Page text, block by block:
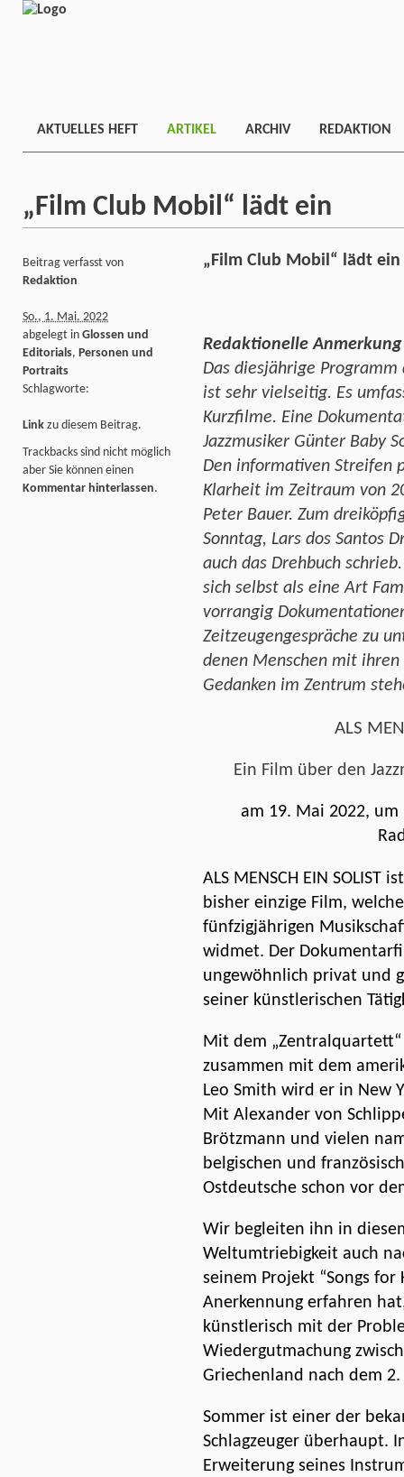
AKTUELLES HEFT ARTIKEL ARCHIV REDAKTION
„Film Club Mobil“ lädt ein
„Film Club Mobil“ lädt ein
Redaktionelle Anmerkung
Das diesjährige Programm
ist sehr vielseitig. Es
Kurzfilme. Eine
Jazzmusiker Günter Baby
Den informativen Streifen
Klarheit im Zeitraum von
Peter Bauer. Zum
Sonntag, Lars dos Santos
auch das Drehbuch
sich selbst als eine Art
vorrangig
Zeitzeugengespräche zu
denen Menschen mit
Gedanken im Zentrum
ALS
Ein Film über den
am 19. Mai 2022,
ALS MENSCH EIN SOLIST
bisher einzige Film,
fünfzigjährigen
widmet. Der
ungewöhnlich privat und
seiner künstlerischen
Mit dem
zusammen mit dem
Leo Smith wird er in New
Mit Alexander von
Brötzmann und vielen
belgischen und
Ostdeutsche schon vor
Wir begleiten ihn in
Weltumtriebigkeit auch
seinem Projekt “Songs
Anerkennung erfahren
künstlerisch mit der
Wiedergutmachung
Griechenland nach dem
Sommer ist einer der
Schlagzeuger überhaupt.
Erweiterung seines
Beitrag verfasst von
Redaktion
So., 1. Mai. 2022
abgelegt in Glossen und
Editorials, Personen und
Portraits
Schlagworte:
Link zu diesem Beitrag.
Trackbacks sind nicht möglich
aber Sie können einen
Kommentar hinterlassen.